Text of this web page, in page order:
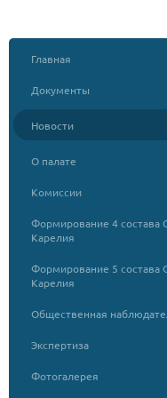
Главная
Документы
Новости
О палате
Комиссии
Формирование 4 состава
Карелия
Формирование 5 состава
Карелия
Общественная
Экспертиза
Фотогалерея